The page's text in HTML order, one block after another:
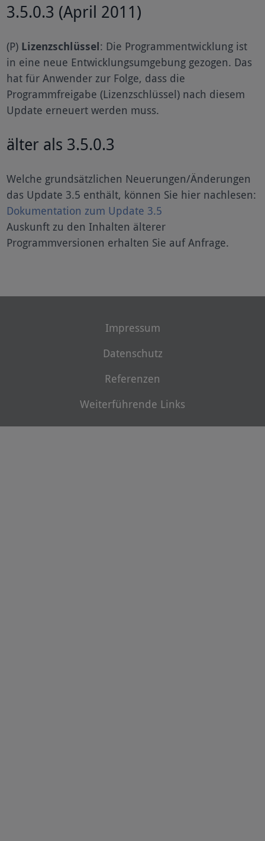
3.5.0.3 (April 2011)
(P) Lizenzschlüssel: Die Programmentwicklung ist
in eine neue Entwicklungsumgebung gezogen. Das
hat für Anwender zur Folge, dass die
Programmfreigabe (Lizenzschlüssel) nach diesem
Update erneuert werden muss.
älter als 3.5.0.3
Welche grundsätzlichen Neuerungen/Änderungen
das Update 3.5 enthält, können Sie hier nachlesen:
Dokumentation zum Update 3.5
Auskunft zu den Inhalten älterer
Programmversionen erhalten Sie auf Anfrage.
Impressum
Datenschutz
Referenzen
Weiterführende Links